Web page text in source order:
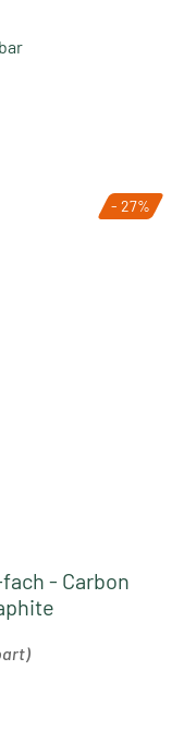
- 27%
- Carbon